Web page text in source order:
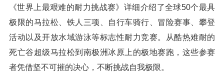
《世界上最艰难的耐力挑战赛》详细介绍了全球50个最具
极限的马拉松、铁人三项、自行车骑行、冒险赛事、攀登
活动以及开放水域游泳等标志性耐力竞赛。从酷热难耐的
死亡谷超级马拉松到南极洲冰原上的极地赛跑，这些参赛
者凭借坚不可摧的决心，不断挑战自我极限。